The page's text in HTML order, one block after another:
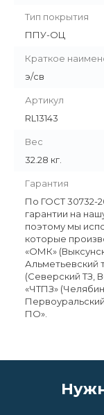
Тип покрытия
ППУ-ОЦ
Краткое
э/св
Артикул
RL13143
Вес
32.28 кг.
Гарантия
По ГОСТ 30732-
гарантии на
поэтому мы
которые
«ОМК»
Альметьевский
(Северский ТЗ,
«ЧТПЗ»
ПО».